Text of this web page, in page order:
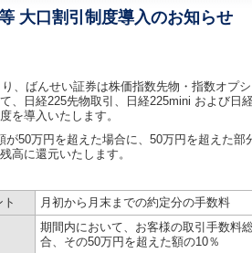
大口割引制度導入のお知らせ
、ばんせい証券は株価指数先物・指数オプ
、日経225先物取引、日経225mini および日
を導入いたします。
が50万円を超えた場合に、50万円を超えた部
高に還元いたします。
月初から月末までの約定分の手数料
期間内において、お客様の取引手数料
合、その50万円を超えた額の10％